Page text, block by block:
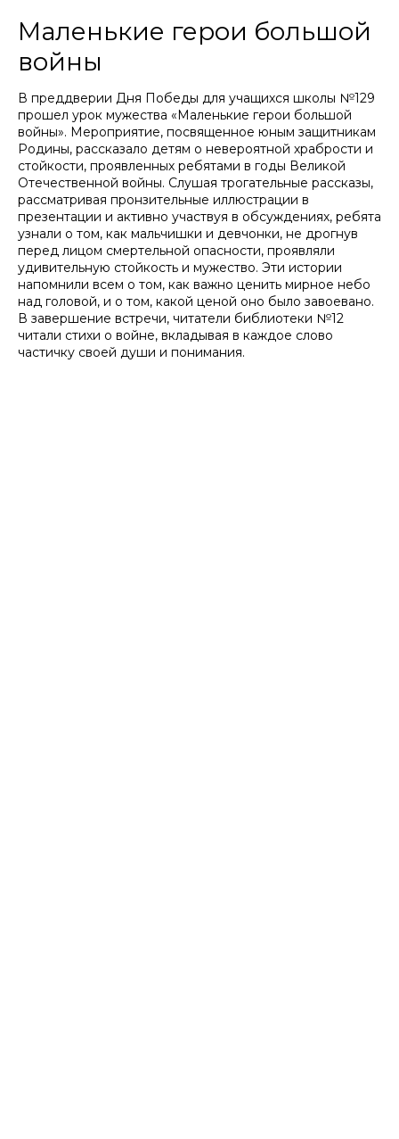
Маленькие герои большой
войны
В преддверии Дня Победы для учащихся школы №129
прошел урок мужества «Маленькие герои большой
войны». Мероприятие, посвященное юным защитникам
Родины, рассказало детям о невероятной храбрости и
стойкости, проявленных ребятами в годы Великой
Отечественной войны. Слушая трогательные рассказы,
рассматривая пронзительные иллюстрации в
презентации и активно участвуя в обсуждениях, ребята
узнали о том, как мальчишки и девчонки, не дрогнув
перед лицом смертельной опасности, проявляли
удивительную стойкость и мужество. Эти истории
напомнили всем о том, как важно ценить мирное небо
над головой, и о том, какой ценой оно было завоевано.
В завершение встречи, читатели библиотеки №12
читали стихи о войне, вкладывая в каждое слово
частичку своей души и понимания.